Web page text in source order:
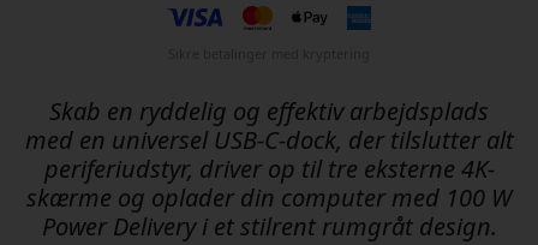
Skab en ryddelig og effektiv arbejdsplads
med en universel USB-C-dock, der tilslutter alt
periferiudstyr, driver op til tre eksterne 4K-
skærme og oplader din computer med 100 W
Power Delivery i et stilrent rumgråt design.